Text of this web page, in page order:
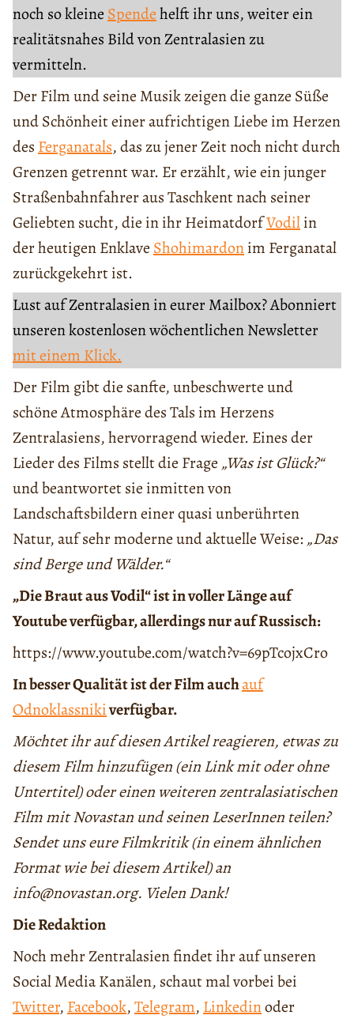
noch so kleine Spendehelft ihr uns, weiter ein
realitätsnahes Bild von Zentralasien zu
vermitteln.
Der Film und seine Musik zeigen die ganze Süße
und Schönheit einer aufrichtigen Liebe im Herzen
des Ferganatals, das zu jener Zeit noch nicht durch
Grenzen getrennt war. Er erzählt, wie ein junger
Straßenbahnfahrer aus Taschkent nach seiner
Geliebten sucht, die in ihr HeimatdorfVodilin
der heutigen Enklave Shohimardonim Ferganatal
zurückgekehrt ist.
Lust auf Zentralasien in eurer Mailbox? Abonniert
unseren kostenlosen wöchentlichen Newsletter
mit einem Klick.
Der Film gibt die sanfte, unbeschwerte und
schöne Atmosphäre des Tals im Herzens
Zentralasiens, hervorragend wieder. Eines der
Lieder des Films stellt die Frage „Was ist Glück?“
und beantwortet sie inmitten von
Landschaftsbildern einer quasi unberührten
Natur, auf sehr moderne und aktuelle Weise: „Das
sind Berge und Wälder.“
„Die Braut aus Vodil“ ist in voller Länge auf
Youtube verfügbar, allerdings nur auf Russisch:
https://www.youtube.com/watch?v=69pTcojxCro
In besser Qualität ist der Film auchauf
Odnoklassnikiverfügbar.
Möchtet ihr auf diesen Artikel reagieren, etwas zu
diesem Film hinzufügen (ein Link mit oder ohne
Untertitel) oder einen weiteren zentralasiatischen
Film mit Novastan und seinen LeserInnen teilen?
Sendet uns eure Filmkritik (in einem ähnlichen
Format wie bei diesem Artikel) an
info@novastan.org. Vielen Dank!
Die Redaktion
Noch mehr Zentralasien findet ihr auf unseren
Social Media Kanälen, schaut mal vorbei bei
Twitter, Facebook,Telegram, Linkedinoder